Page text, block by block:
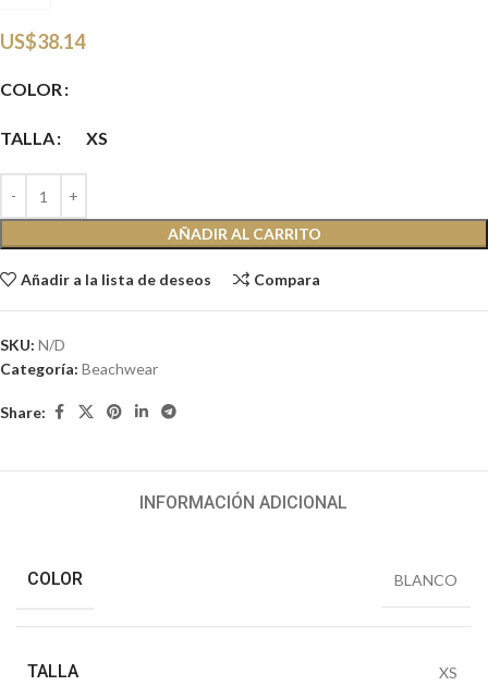
US$38.14
COLOR
TALLA XS
AÑADIR AL CARRITO
Añadir a la lista de deseos Compara
SKU: N/D
Categoría: Beachwear
Share:
INFORMACIÓN ADICIONAL
COLOR BLANCO
TALLA XS